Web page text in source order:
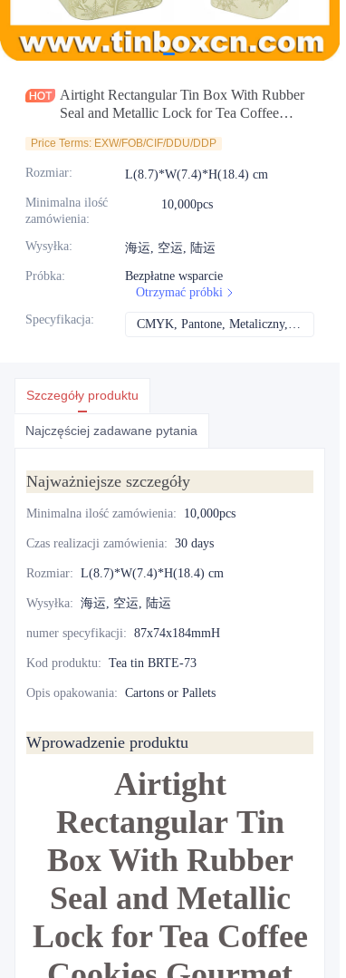
Airtight Rectangular Tin Box With Rubber
Seal and Metallic Lock for Tea Coffee
and Manufacturer
Price Terms: EXW/FOB/CIF/DDU/DDP
Rozmiar: L(8.7)*W(7.4)*H(18.4) cm
Minimalna ilość
zamówienia:
10,000pcs
Wysyłka: 海运, 空运, 陆运
Próbka:
Bezpłatne wsparcie
Otrzymać próbki
Specyfikacja: CMYK, Pantone, Metaliczny, Kolor spotowy itd.
Szczegóły produktu
Najczęściej zadawane pytania
Najważniejsze szczegóły
Minimalna ilość zamówienia: 10,000pcs
Czas realizacji zamówienia: 30 days
Rozmiar: L(8.7)*W(7.4)*H(18.4) cm
Wysyłka: 海运, 空运, 陆运
numer specyfikacji: 87x74x184mmH
Kod produktu: Tea tin BRTE-73
Opis opakowania: Cartons or Pallets
Wprowadzenie produktu
Airtight
Rectangular Tin
Box With Rubber
Seal and Metallic
Lock for Tea Coffee
Aktualności